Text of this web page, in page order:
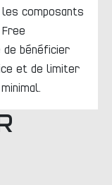
composants
de bénéficier
et de limiter